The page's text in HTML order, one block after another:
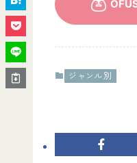
ジャンル別